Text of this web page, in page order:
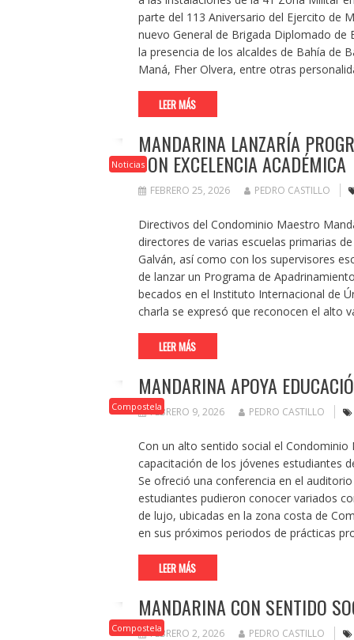
parte del 113 Aniversario del Ejercito de
nuevo General de Brigada Diplomado
la presencia de los alcaldes de Bahía de
Maná, Fher Olvera, entre otras
LEER MÁS
Noticias
MANDARINA LANZARÍA
CON EXCELENCIA ACADÉMICA
FEBRERO 25, 2026 PEDRO CASTILLO
Directivos del Condominio Maestro
directores de varias escuelas primarias
Galván, así como con los supervisores
de lanzar un Programa de
becados en el Instituto Internacional de
charla se expresó que reconocen el alto
LEER MÁS
Compostela
MANDARINA APOYA
FEBRERO 9, 2026 PEDRO CASTILLO
Con un alto sentido social el
capacitación de los jóvenes estudiantes
Se ofreció una conferencia en el
estudiantes pudieron conocer variados
de lujo, ubicadas en la zona costa de
en sus próximos periodos de prácticas
LEER MÁS
Compostela
MANDARINA CON SENTIDO
FEBRERO 2, 2026 PEDRO CASTILLO